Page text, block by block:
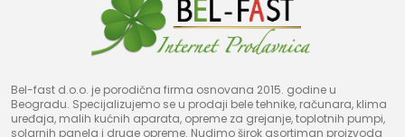
Bel-fast d.o.o. je porodična firma osnovana 2015. godine u
Beogradu. Specijalizujemo se u prodaji bele tehnike, računara, klima
uređaja, malih kućnih aparata, opreme za grejanje, toplotnih pumpi,
solarnih panela i druge opreme. Nudimo širok asortiman proizvoda